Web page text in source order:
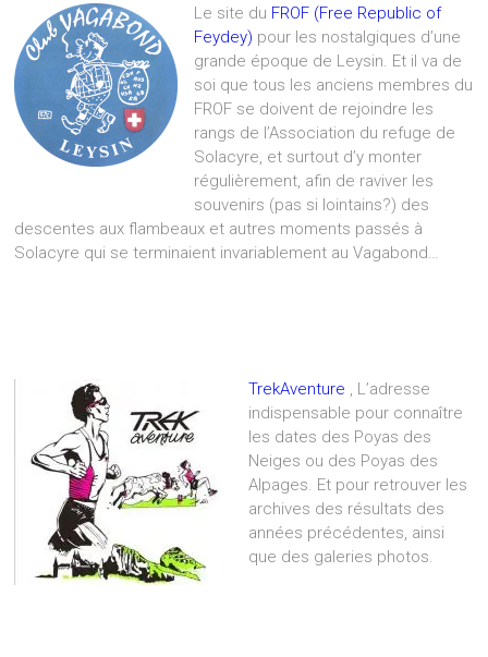
Le site du FROF (Free Republic of
Feydey) pour les nostalgiques d’une
grande époque de Leysin. Et il va de
soi que tous les anciens membres du
FROF se doivent de rejoindre les
rangs de l’Association du refuge de
Solacyre, et surtout d’y monter
régulièrement, afin de raviver les
souvenirs (pas si lointains?) des
descentes aux flambeaux et autres moments passés à
Solacyre qui se terminaient invariablement au Vagabond…
TrekAventure , L’adresse
indispensable pour connaître
les dates des Poyas des
Neiges ou des Poyas des
Alpages. Et pour retrouver les
archives des résultats des
années précédentes, ainsi
que des galeries photos.